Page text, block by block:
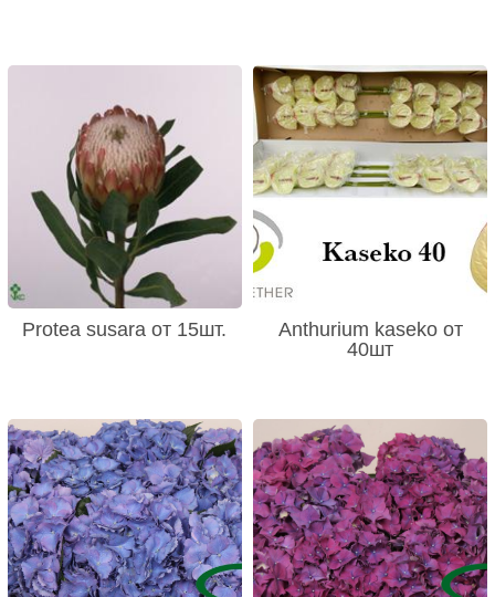
Protea susara от 15шт.
Anthurium kaseko от
40шт